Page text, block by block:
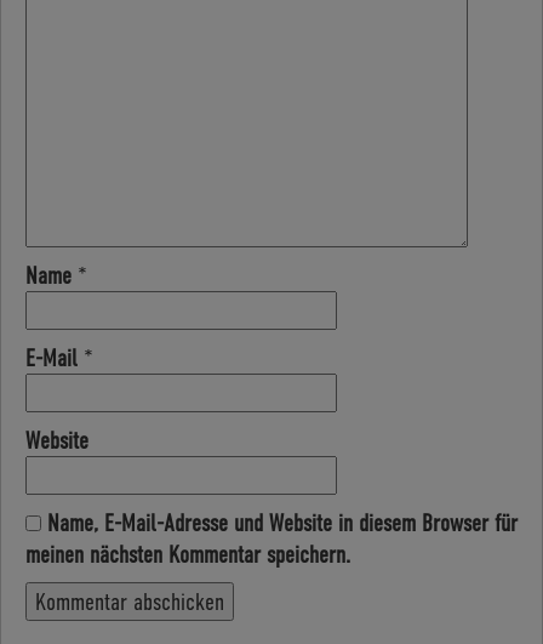
Name *
E-Mail *
Website
Name, E-Mail-Adresse und Website in diesem Browser für
meinen nächsten Kommentar speichern.